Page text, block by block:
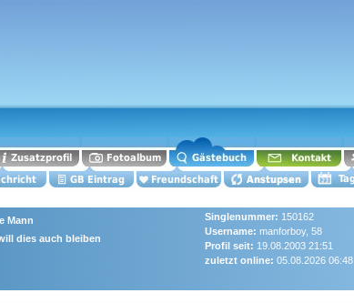
Mann
dies auch bleiben
Singlenummer: 150162
Username: manforboy, 58
Profil seit: 19.08.2003 21:51
zuletzt online: 05.08.2026 06:48